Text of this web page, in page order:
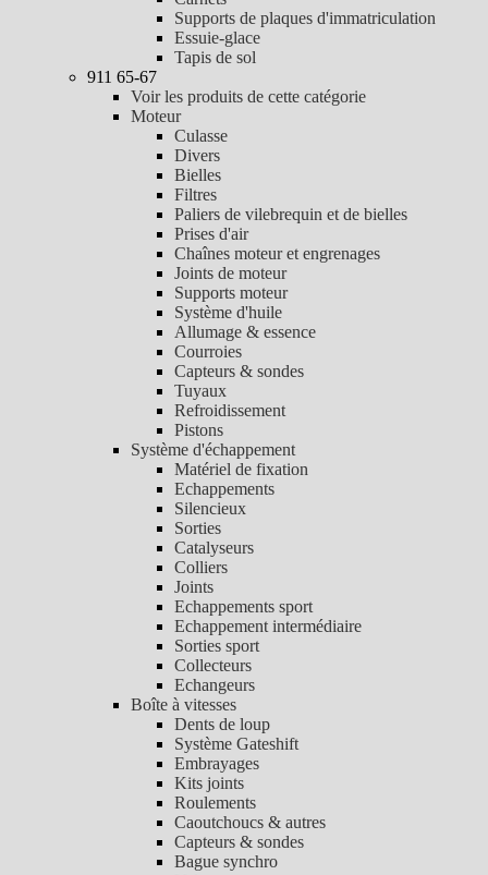
Supports de plaques d'immatriculation
Essuie-glace
Tapis de sol
911 65-67
Voir les produits de cette catégorie
Moteur
Culasse
Divers
Bielles
Filtres
Paliers de vilebrequin et de bielles
Prises d'air
Chaînes moteur et engrenages
Joints de moteur
Supports moteur
Système d'huile
Allumage & essence
Courroies
Capteurs & sondes
Tuyaux
Refroidissement
Pistons
Système d'échappement
Matériel de fixation
Echappements
Silencieux
Sorties
Catalyseurs
Colliers
Joints
Echappements sport
Echappement intermédiaire
Sorties sport
Collecteurs
Echangeurs
Boîte à vitesses
Dents de loup
Système Gateshift
Embrayages
Kits joints
Roulements
Caoutchoucs & autres
Capteurs & sondes
Bague synchro